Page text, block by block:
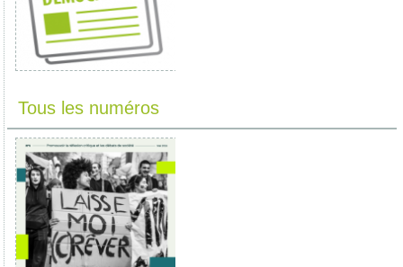
Tous les numéros